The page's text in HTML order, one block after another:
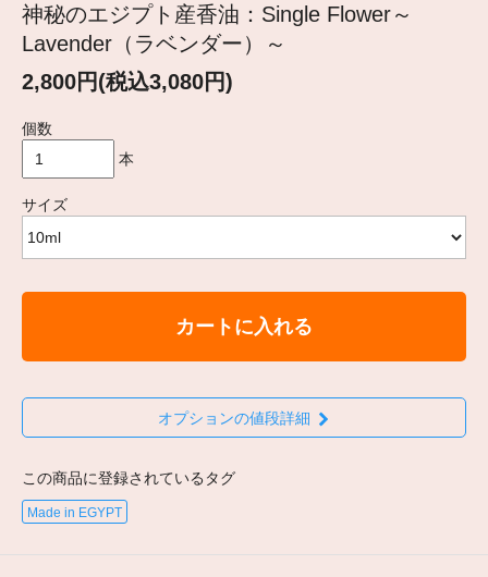
神秘のエジプト産香油：Single Flower～
Lavender（ラベンダー）～
2,800円(税込3,080円)
個数
本
サイズ
カートに入れる
オプションの値段詳細
この商品に登録されているタグ
Made in EGYPT